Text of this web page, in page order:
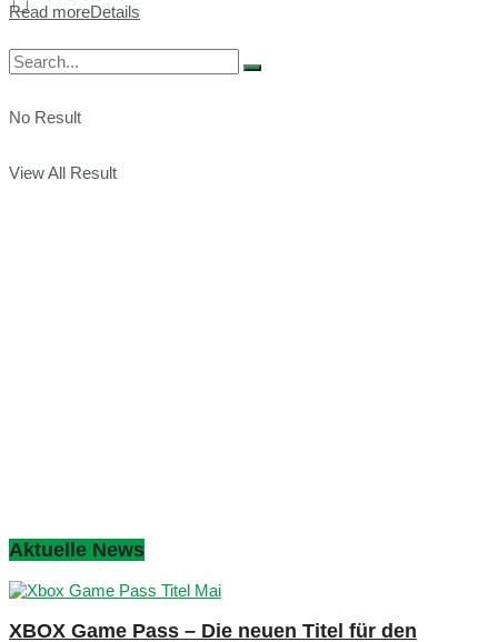
No Result
View All Result
Read moreDetails
Aktuelle News
XBOX Game Pass – Die neuen Titel für den